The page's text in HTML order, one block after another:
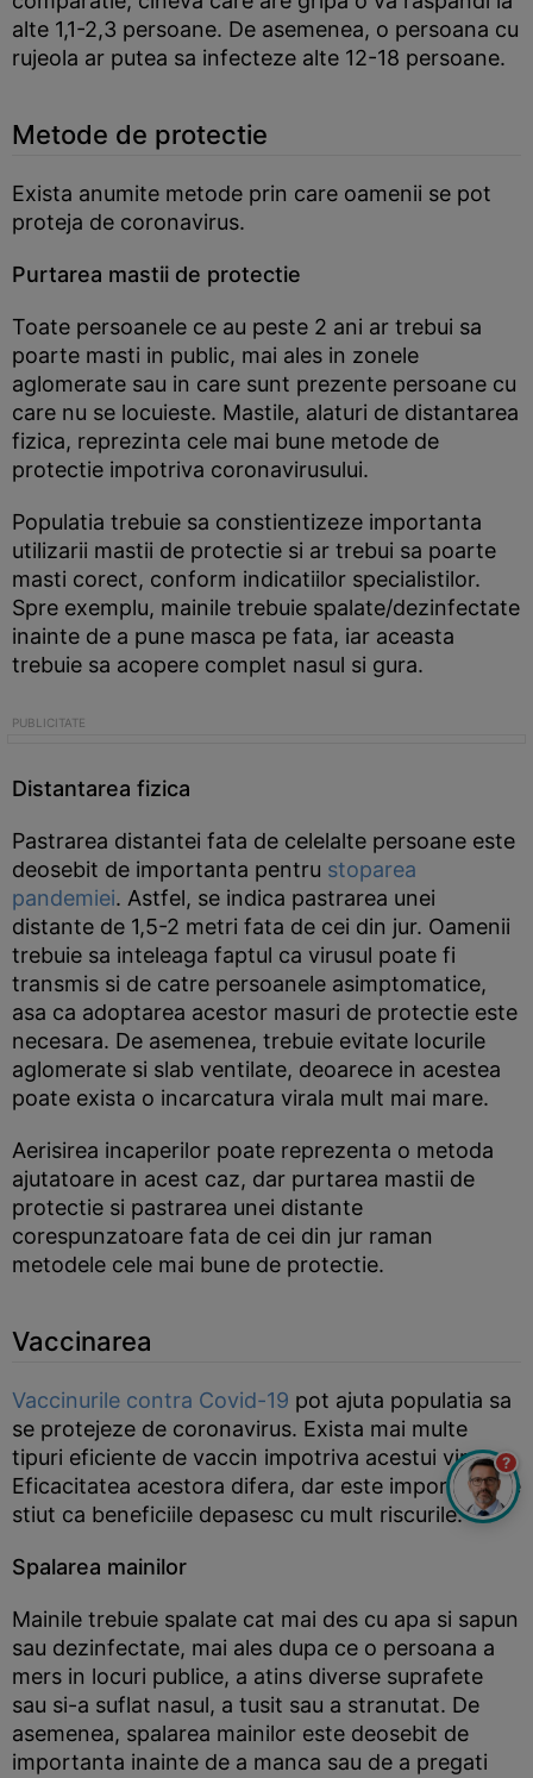
alte 1,1-2,3 persoane. De asemenea, o persoana cu
rujeola ar putea sa infecteze alte 12-18 persoane.
Metode de protectie
Exista anumite metode prin care oamenii se pot
proteja de coronavirus.
Purtarea mastii de protectie
Toate persoanele ce au peste 2 ani ar trebui sa
poarte masti in public, mai ales in zonele
aglomerate sau in care sunt prezente persoane cu
care nu se locuieste. Mastile, alaturi de distantarea
fizica, reprezinta cele mai bune metode de
protectie impotriva coronavirusului.
Populatia trebuie sa constientizeze importanta
utilizarii mastii de protectie si ar trebui sa poarte
masti corect, conform indicatiilor specialistilor.
Spre exemplu, mainile trebuie spalate/dezinfectate
inainte de a pune masca pe fata, iar aceasta
trebuie sa acopere complet nasul si gura.
Distantarea fizica
Pastrarea distantei fata de celelalte persoane este
deosebit de importanta pentru stoparea
pandemiei. Astfel, se indica pastrarea unei
distante de 1,5-2 metri fata de cei din jur. Oamenii
trebuie sa inteleaga faptul ca virusul poate fi
transmis si de catre persoanele asimptomatice,
asa ca adoptarea acestor masuri de protectie este
necesara. De asemenea, trebuie evitate locurile
aglomerate si slab ventilate, deoarece in acestea
poate exista o incarcatura virala mult mai mare.
Aerisirea incaperilor poate reprezenta o metoda
ajutatoare in acest caz, dar purtarea mastii de
protectie si pastrarea unei distante
corespunzatoare fata de cei din jur raman
metodele cele mai bune de protectie.
Vaccinarea
Vaccinurile contra Covid-19 pot ajuta populatia sa
se protejeze de coronavirus. Exista mai multe
tipuri eficiente de vaccin impotriva acestui virus.
Eficacitatea acestora difera, dar este important de
stiut ca beneficiile depasesc cu mult riscurile.
Spalarea mainilor
Mainile trebuie spalate cat mai des cu apa si sapun
sau dezinfectate, mai ales dupa ce o persoana a
mers in locuri publice, a atins diverse suprafete
sau si-a suflat nasul, a tusit sau a stranutat. De
asemenea, spalarea mainilor este deosebit de
importanta inainte de a manca sau de a pregati
?